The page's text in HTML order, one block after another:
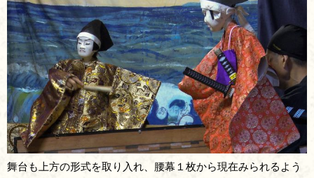
舞台も上方の形式を取り入れ、腰幕１枚から現在みられるよう